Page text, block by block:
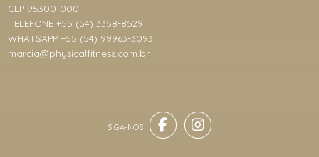
CEP 95300-000
TELEFONE +55 (54) 3358-8529
WHATSAPP +55 (54) 99963-3093
marcia@physicalfitness.com.br